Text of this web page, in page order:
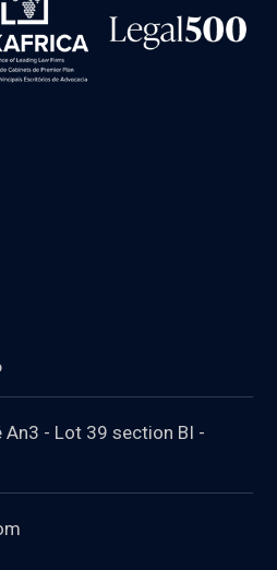
An3 - Lot 39 section BI -